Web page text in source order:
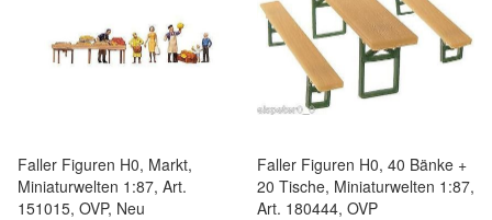
Faller Figuren H0, Markt,
Miniaturwelten 1:87, Art.
151015, OVP, Neu
Faller Figuren H0, 40 Bänke +
20 Tische, Miniaturwelten 1:87,
Art. 180444, OVP